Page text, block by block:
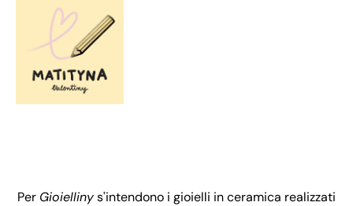
Per Gioiellinys'intendono i gioielli in ceramica realizzati